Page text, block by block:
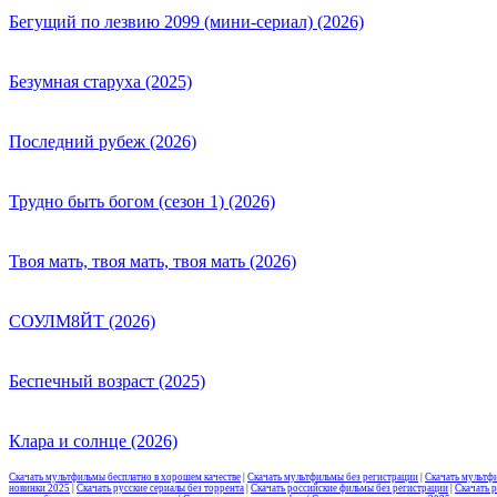
Бегущий по лезвию 2099 (мини-сериал) (2026)
Безумная старуха (2025)
Последний рубеж (2026)
Трудно быть богом (сезон 1) (2026)
Твоя мать, твоя мать, твоя мать (2026)
СОУЛМ8ЙТ (2026)
Беспечный возраст (2025)
Клара и солнце (2026)
Скачать мультфильмы бесплатно в хорошем качестве Скачать мультфильмы без регистрации Скачать
новинки 2025
Скачать русские сериалы без торрента Скачать российские фильмы без регистрации Скачать